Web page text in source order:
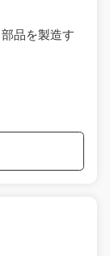
品を製造す